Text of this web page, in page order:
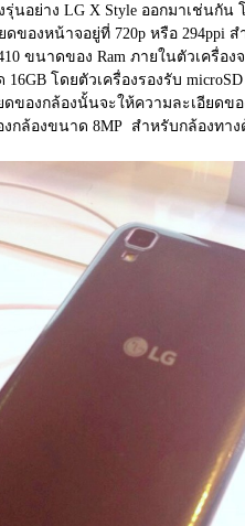
นอย่าง LG X Style ออกมาเช่นกัน
องหน้าจอยู่ที่ 720p หรือ 294ppi ส
410 ขนาดของ Ram ภายในตัวเครื่อ
โดยตัวเครื่องรองรับ microSD
ของกล้องนั้นจะให้ความละเอียดข
กล้องขนาด 8MP  สำหรับกล้องทา